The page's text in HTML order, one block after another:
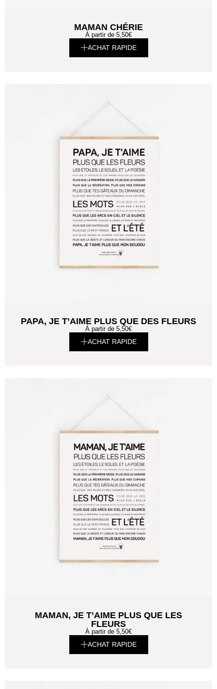
MAMAN CHÉRIE
À partir de 5,50€
ACHAT RAPIDE
PAPA, JE T’AIME PLUS QUE DES FLEURS
À partir de 5,50€
ACHAT RAPIDE
MAMAN, JE T’AIME PLUS QUE LES
FLEURS
À partir de 5,50€
ACHAT RAPIDE